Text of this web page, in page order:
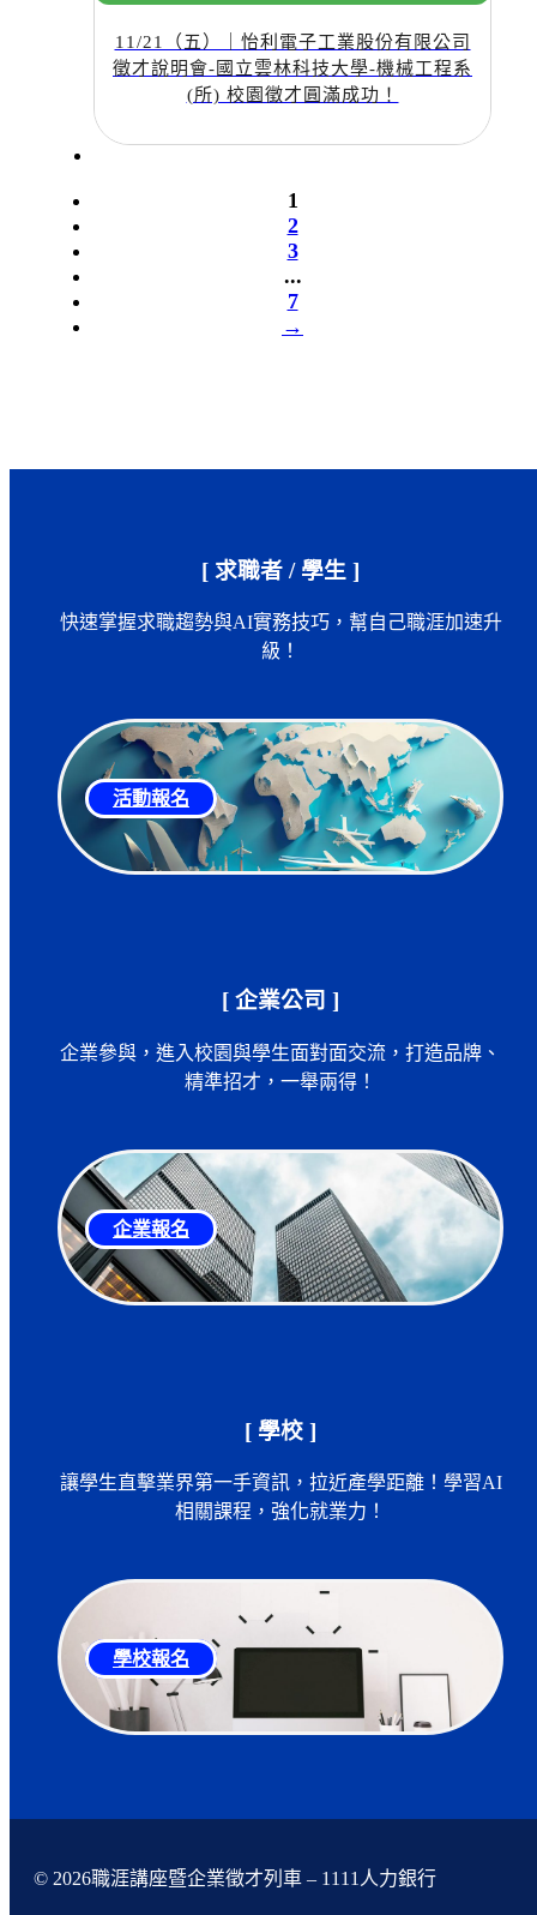
11/21（五）｜怡利電子工業股份有限公司
徵才說明會-國立雲林科技大學-機械工程系
(所) 校園徵才圓滿成功！
1
2
3
...
7
→
[ 求職者 / 學生 ]
快速掌握求職趨勢與AI實務技巧，幫自己職涯加速升
級！
活動報名
[ 企業公司 ]
企業參與，進入校園與學生面對面交流，打造品牌、
精準招才，一舉兩得！
企業報名
[ 學校 ]
讓學生直擊業界第一手資訊，拉近產學距離！學習AI
相關課程，強化就業力！
學校報名
© 2026職涯講座暨企業徵才列車 – 1111人力銀行